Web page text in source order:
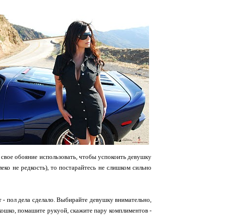
обояние использовать, чтобы успокоить девушку
не редкость), то постарайтесь не слишком сильно
пол дела сделало. Выбирайте девушку внимательно,
помашите рукуой, скажите пару комплиментов -